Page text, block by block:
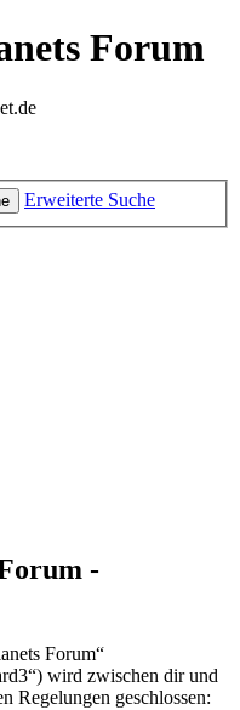
Forum
Erweiterte Suche
-
Forum“
wird zwischen dir und
Regelungen geschlossen: